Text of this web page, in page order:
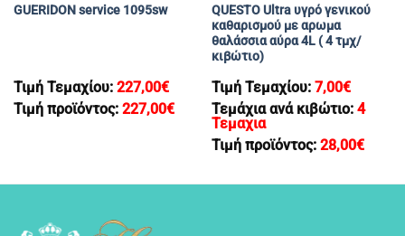
GUERIDON service 1095sw
Τιμή Τεμαχίου: 227,00€
Τιμή προϊόντος: 227,00€
QUESTO Ultra υγρό γενικού
καθαρισμού με αρωμα
θαλάσσια αύρα 4L ( 4 τμχ/
κιβώτιο)
Τιμή Τεμαχίου: 7,00€
Τεμάχια ανά κιβώτιο: 4
Τεμαχια
Τιμή προϊόντος: 28,00€